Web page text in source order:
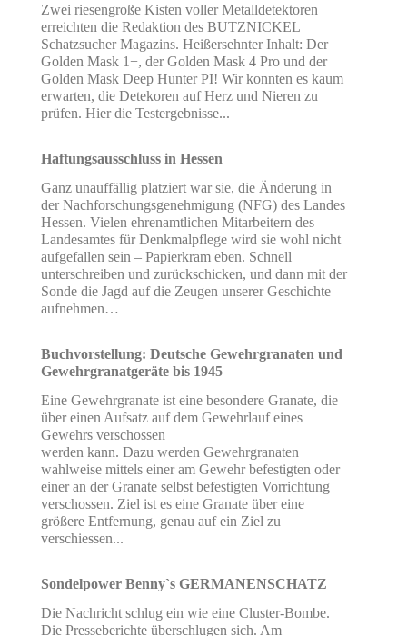
Zwei riesengroße Kisten voller Metalldetektoren
erreichten die Redaktion des BUTZNICKEL
Schatzsucher Magazins. Heißersehnter Inhalt: Der
Golden Mask 1+, der Golden Mask 4 Pro und der
Golden Mask Deep Hunter PI! Wir konnten es kaum
erwarten, die Detekoren auf Herz und Nieren zu
prüfen. Hier die Testergebnisse...
Haftungsausschluss in Hessen
Ganz unauffällig platziert war sie, die Änderung in
der Nachforschungsgenehmigung (NFG) des Landes
Hessen. Vielen ehrenamtlichen Mitarbeitern des
Landesamtes für Denkmalpflege wird sie wohl nicht
aufgefallen sein – Papierkram eben. Schnell
unterschreiben und zurückschicken, und dann mit der
Sonde die Jagd auf die Zeugen unserer Geschichte
aufnehmen…
Buchvorstellung: Deutsche Gewehrgranaten und
Gewehrgranatgeräte bis 1945
Eine Gewehrgranate ist eine besondere Granate, die
über einen Aufsatz auf dem Gewehrlauf eines
Gewehrs verschossen
werden kann. Dazu werden Gewehrgranaten
wahlweise mittels einer am Gewehr befestigten oder
einer an der Granate selbst befestigten Vorrichtung
verschossen. Ziel ist es eine Granate über eine
größere Entfernung, genau auf ein Ziel zu
verschiessen...
Sondelpower Benny`s GERMANENSCHATZ
Die Nachricht schlug ein wie eine Cluster-Bombe.
Die Presseberichte überschlugen sich. Am